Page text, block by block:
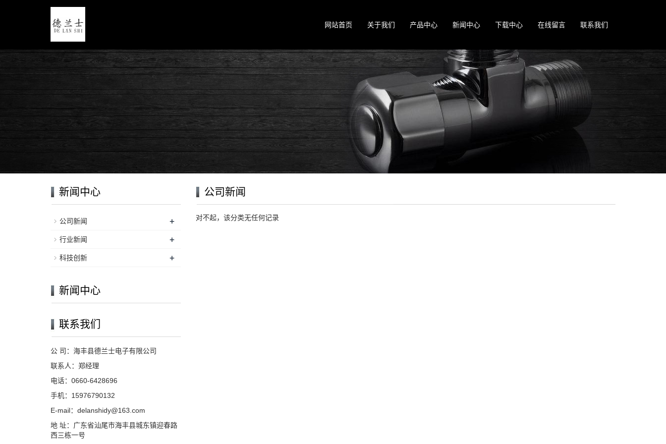
网站首页 关于我们 产品中心 新闻中心 下载中心 在线留言 联系我们
公司新闻
对不起，该分类无任何记录
新闻中心
公司新闻 +
行业新闻 +
科技创新 +
新闻中心
联系我们
公 司：海丰县德兰士电子有限公司
联系人：郑经理
电话：0660-6428696
手机：15976790132
E-mail：delanshidy@163.com
地 址：广东省汕尾市海丰县城东镇迎春路
西三栋一号